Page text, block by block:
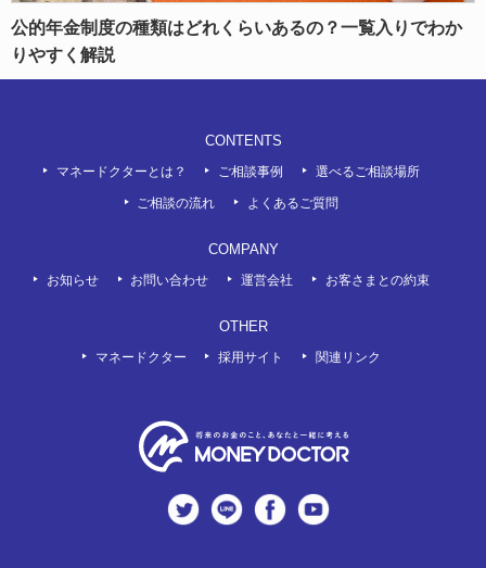
公的年金制度の種類はどれくらいあるの？一覧入りでわか
りやすく解説
CONTENTS
マネードクターとは？ ご相談事例 選べるご相談場所
ご相談の流れ よくあるご質問
COMPANY
お知らせ お問い合わせ 運営会社 お客さまとの約束
OTHER
マネードクター 採用サイト 関連リンク
twitter LINE Facebook